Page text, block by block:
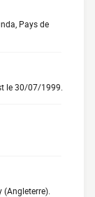
Pays de
le 30/07/1999.